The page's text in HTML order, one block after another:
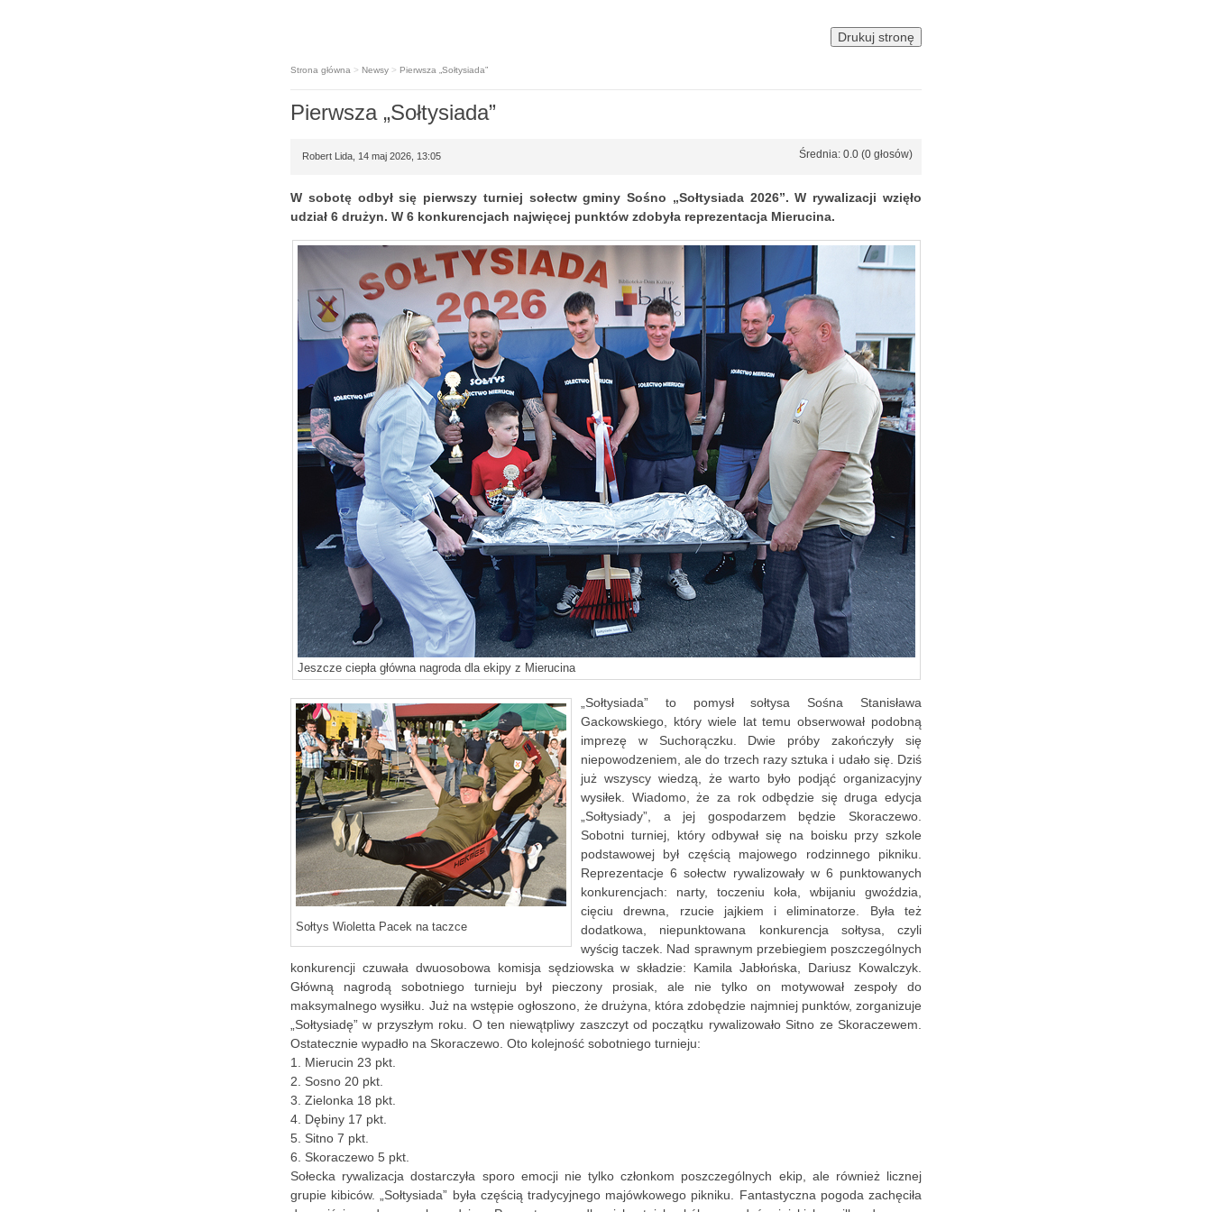
Strona główna > Newsy > Pierwsza „Sołtysiada”
Pierwsza „Sołtysiada”
Robert Lida, 14 maj 2026, 13:05 Średnia: 0.0 (0 głosów)
W sobotę odbył się pierwszy turniej sołectw gminy Sośno „Sołtysiada 2026”. W rywalizacji wzięło
udział 6 drużyn. W 6 konkurencjach najwięcej punktów zdobyła reprezentacja Mierucina.
Jeszcze ciepła główna nagroda dla ekipy z Mierucina
Sołtys Wioletta Pacek na taczce
„Sołtysiada” to pomysł sołtysa Sośna Stanisława
Gackowskiego, który wiele lat temu obserwował podobną
imprezę w Suchorączku. Dwie próby zakończyły się
niepowodzeniem, ale do trzech razy sztuka i udało się. Dziś
już wszyscy wiedzą, że warto było podjąć organizacyjny
wysiłek. Wiadomo, że za rok odbędzie się druga edycja
„Sołtysiady”, a jej gospodarzem będzie Skoraczewo.
Sobotni turniej, który odbywał się na boisku przy szkole
podstawowej był częścią majowego rodzinnego pikniku.
Reprezentacje 6 sołectw rywalizowały w 6 punktowanych
konkurencjach: narty, toczeniu koła, wbijaniu gwoździa,
cięciu drewna, rzucie jajkiem i eliminatorze. Była też
dodatkowa, niepunktowana konkurencja sołtysa, czyli
wyścig taczek. Nad sprawnym przebiegiem poszczególnych
konkurencji czuwała dwuosobowa komisja sędziowska w składzie: Kamila Jabłońska, Dariusz Kowalczyk.
Główną nagrodą sobotniego turnieju był pieczony prosiak, ale nie tylko on motywował zespoły do
maksymalnego wysiłku. Już na wstępie ogłoszono, że drużyna, która zdobędzie najmniej punktów, zorganizuje
„Sołtysiadę” w przyszłym roku. O ten niewątpliwy zaszczyt od początku rywalizowało Sitno ze Skoraczewem.
Ostatecznie wypadło na Skoraczewo. Oto kolejność sobotniego turnieju:
1. Mierucin 23 pkt.
2. Sosno 20 pkt.
3. Zielonka 18 pkt.
4. Dębiny 17 pkt.
5. Sitno 7 pkt.
6. Skoraczewo 5 pkt.
Sołecka rywalizacja dostarczyła sporo emocji nie tylko członkom poszczególnych ekip, ale również licznej
grupie kibiców. „Sołtysiada” była częścią tradycyjnego majówkowego pikniku. Fantastyczna pogoda zachęciła